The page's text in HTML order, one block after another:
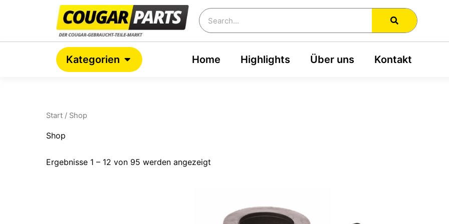
Search
Kategorien Open Kategorien Home Highlights Über uns Kontakt
Start / Shop
Shop
Ergebnisse 1 – 12 von 95 werden angezeigt
Beliebtheit
sortiert